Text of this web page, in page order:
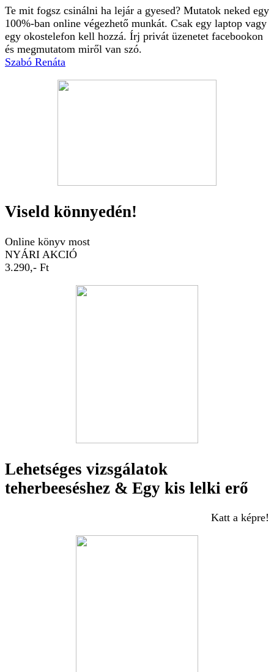
Te mit fogsz csinálni ha lejár a gyesed? Mutatok neked egy
100%-ban online végezhető munkát. Csak egy laptop vagy
egy okostelefon kell hozzá. Írj privát üzenetet facebookon
és megmutatom miről van szó.
Szabó Renáta
Viseld könnyedén!
Online könyv most
NYÁRI AKCIÓ
3.290,- Ft
Lehetséges vizsgálatok
teherbeeséshez & Egy kis lelki erő
Katt a képre!